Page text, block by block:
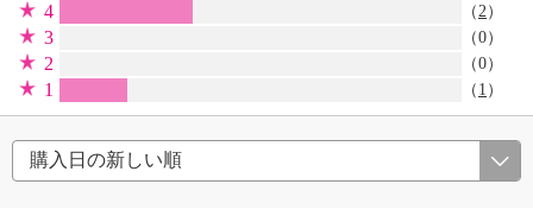
4 （2）
3 （0）
2 （0）
1 （ 1 ）